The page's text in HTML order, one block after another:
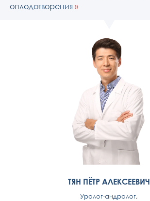
ТЯН ПЁТР АЛЕКСЕЕВИЧ
Уролог-андролог,
оплодотворения »